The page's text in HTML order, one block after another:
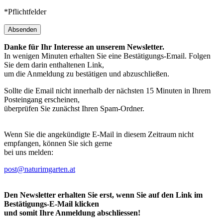
*Pflichtfelder
Absenden
Danke für Ihr Interesse an unserem Newsletter.
In wenigen Minuten erhalten Sie eine Bestätigungs-Email. Folgen
Sie dem darin enthaltenen Link,
um die Anmeldung zu bestätigen und abzuschließen.
Sollte die Email nicht innerhalb der nächsten 15 Minuten in Ihrem
Posteingang erscheinen,
überprüfen Sie zunächst Ihren Spam-Ordner.
Wenn Sie die angekündigte E-Mail in diesem Zeitraum nicht
empfangen, können Sie sich gerne
bei uns melden:
post@naturimgarten.at
Den Newsletter erhalten Sie erst, wenn Sie auf den Link im
Bestätigungs-E-Mail klicken
und somit Ihre Anmeldung abschliessen!